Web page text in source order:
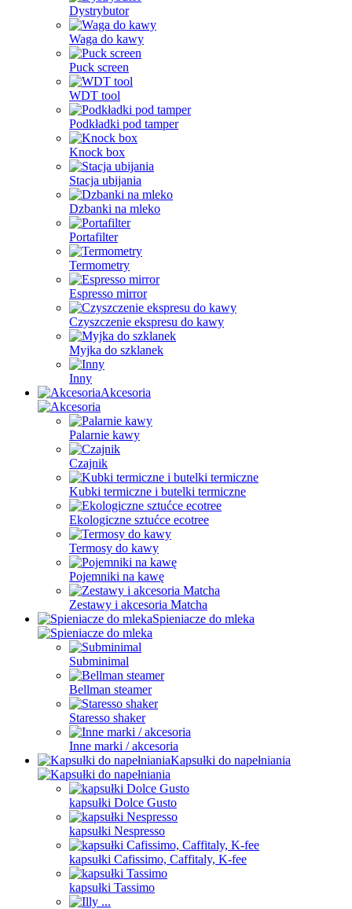
Dystrybutor
Waga do kawy
Puck screen
WDT tool
Podkładki pod tamper
Knock box
Stacja ubijania
Dzbanki na mleko
Portafilter
Termometry
Espresso mirror
Czyszczenie ekspresu do kawy
Myjka do szklanek
Inny
Akcesoria
Palarnie kawy
Czajnik
Kubki termiczne i butelki termiczne
Ekologiczne sztućce ecotree
Termosy do kawy
Pojemniki na kawę
Zestawy i akcesoria Matcha
Spieniacze do mleka
Subminimal
Bellman steamer
Staresso shaker
Inne marki / akcesoria
Kapsułki do napełniania
kapsułki Dolce Gusto
kapsułki Nespresso
kapsułki Cafissimo, Caffitaly, K-fee
kapsułki Tassimo